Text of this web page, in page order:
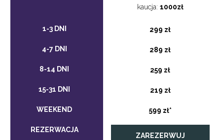
kaucja: 1000zł
299 zł
289 zł
259 zł
219 zł
599 zł*
ZAREZERWUJ